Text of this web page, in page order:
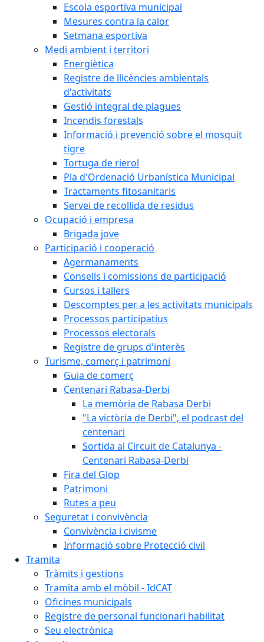
Escola esportiva municipal
Mesures contra la calor
Setmana esportiva
Medi ambient i territori
Energiètica
Registre de llicències ambientals
d'activitats
Gestió integral de plagues
Incendis forestals
Informació i prevenció sobre el mosquit
tigre
Tortuga de rierol
Pla d'Ordenació Urbanística Municipal
Tractaments fitosanitaris
Servei de recollida de residus
Ocupació i empresa
Brigada jove
Participació i cooperació
Agermanaments
Consells i comissions de participació
Cursos i tallers
Descomptes per a les activitats municipals
Processos participatius
Processos electorals
Registre de grups d'interès
Turisme, comerç i patrimoni
Guia de comerç
Centenari Rabasa-Derbi
La memòria de Rabasa Derbi
"La victòria de Derbi", el podcast del
centenari
Sortida al Circuit de Catalunya -
Centenari Rabasa-Derbi
Fira del Glop
Patrimoni
Rutes a peu
Seguretat i convivència
Convivència i civisme
Informació sobre Protecció civil
Tramita
Tràmits i gestions
Tramita amb el mòbil - IdCAT
Oficines municipals
Registre de personal funcionari habilitat
Seu electrònica